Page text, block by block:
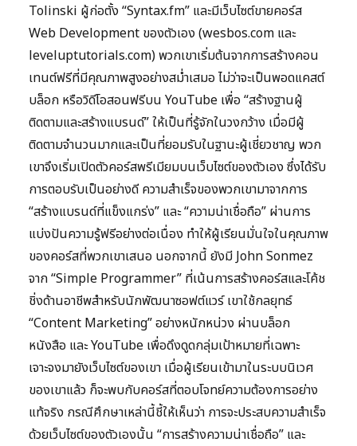
Tolinski ผู้ก่อตั้ง “Syntax.fm” และมีเว็บไซต์ขายคอร์ส
Web Development ของตัวเอง (wesbos.com และ
leveluptutorials.com) พวกเขาเริ่มต้นจากการสร้างคอน
เทนต์ฟรีที่มีคุณภาพสูงอย่างสม่ำเสมอ ไม่ว่าจะเป็นพอดแคสต์
บล็อก หรือวิดีโอสอนฟรีบน YouTube เพื่อ “สร้างฐานผู้
ติดตามและสร้างแบรนด์” ให้เป็นที่รู้จักในวงกว้าง เมื่อมีผู้
ติดตามจำนวนมากและเป็นที่ยอมรับในฐานะผู้เชี่ยวชาญ พวก
เขาจึงเริ่มเปิดตัวคอร์สพรีเมียมบนเว็บไซต์ของตัวเอง ซึ่งได้รับ
การตอบรับเป็นอย่างดี ความสำเร็จของพวกเขามาจากการ
“สร้างแบรนด์ที่แข็งแกร่ง” และ “ความน่าเชื่อถือ” ผ่านการ
แบ่งปันความรู้ฟรีอย่างต่อเนื่อง ทำให้ผู้เรียนมั่นใจในคุณภาพ
ของคอร์สที่พวกเขาเสนอ นอกจากนี้ ยังมี John Sonmez
จาก “Simple Programmer” ที่เน้นการสร้างคอร์สและโค้ช
ชิ่งด้านอาชีพสำหรับนักพัฒนาซอฟต์แวร์ เขาใช้กลยุทธ์
“Content Marketing” อย่างหนักหน่วง ผ่านบล็อก
หนังสือ และ YouTube เพื่อดึงดูดกลุ่มเป้าหมายที่เฉพาะ
เจาะจงมายังเว็บไซต์ของเขา เมื่อผู้เรียนเข้ามาในระบบนิเวศ
ของเขาแล้ว ก็จะพบกับคอร์สที่ตอบโจทย์ความต้องการอย่าง
แท้จริง กรณีศึกษาเหล่านี้ชี้ให้เห็นว่า การจะประสบความสำเร็จ
ด้วยเว็บไซต์ของตัวเองนั้น “การสร้างความน่าเชื่อถือ” และ